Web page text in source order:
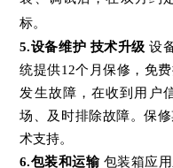
标。
5.设备维护 技术升级设
统提供12个月保修，免
发生故障，在收到用户
场、及时排除故障。保
术支持。
6.包装和运输 包装箱应